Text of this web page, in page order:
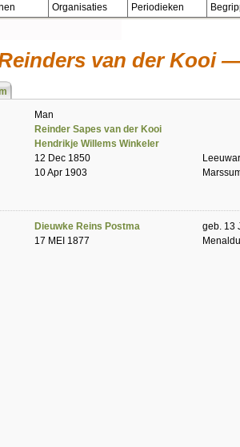
Organisaties Periodieken
van der Kooi
Man
Reinder Sapes van der Kooi
Hendrikje Willems Winkeler
12 Dec 1850
10 Apr 1903
Dieuwke Reins Postma
geb. 13
17 MEI 1877